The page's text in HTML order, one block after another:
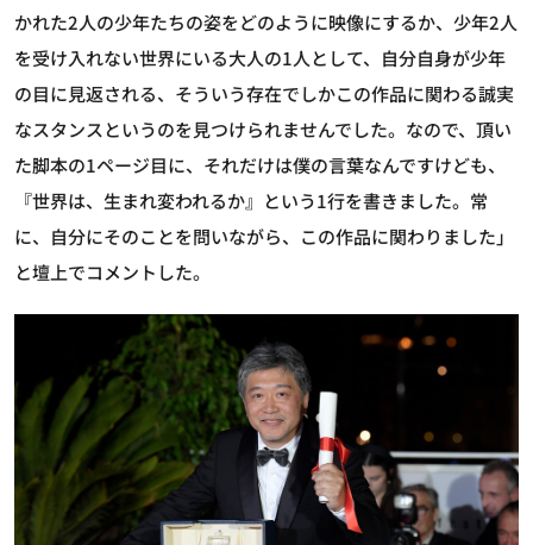
かれた2人の少年たちの姿をどのように映像にするか、少年2人
を受け入れない世界にいる大人の1人として、自分自身が少年
の目に見返される、そういう存在でしかこの作品に関わる誠実
なスタンスというのを見つけられませんでした。なので、頂い
た脚本の1ページ目に、それだけは僕の言葉なんですけども、
『世界は、生まれ変われるか』という1行を書きました。常
に、自分にそのことを問いながら、この作品に関わりました」
と壇上でコメントした。